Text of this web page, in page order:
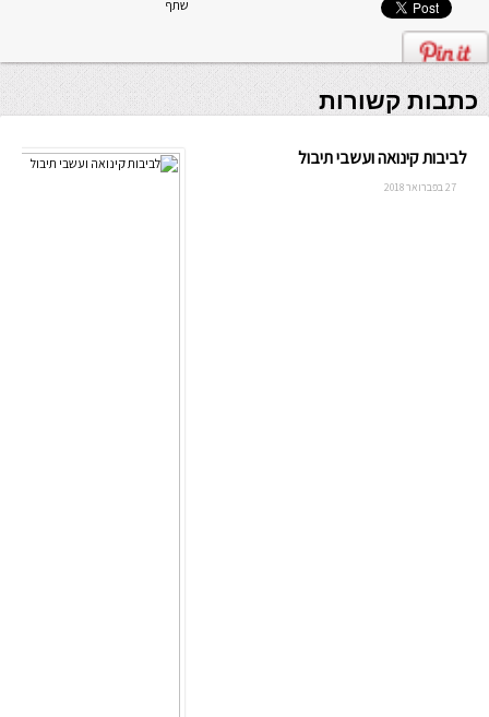
שתף
כתבות קשורות
לביבות קינואה ועשבי תיבול
27 בפברואר 2018